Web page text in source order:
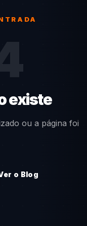
existe
ou a página foi
o Blog